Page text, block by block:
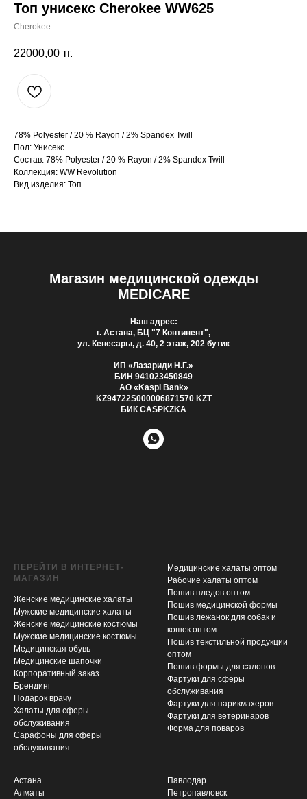
Топ унисекс Cherokee WW625
Cherokee
22000,00 тг.
78% Polyester / 20 % Rayon / 2% Spandex Twill
Пол: Унисекс
Состав: 78% Polyester / 20 % Rayon / 2% Spandex Twill
Коллекция: WW Revolution
Вид изделия: Топ
Магазин медицинской одежды
MEDICARE
Наш адрес:
г. Астана, БЦ "7 Континент",
ул. Кенесары, д. 40, 2 этаж, 202 бутик
ИП «Лазариди Н.Г.»
БИН 941023450849
АО «Kaspi Bank»
KZ94722S000006871570 KZT
БИК CASPKZKA
ПЕРЕЙТИ В ИНТЕРНЕТ-
МАГАЗИН
Женские медицинские халаты
Мужские медицинские халаты
Женские медицинские костюмы
Мужские медицинские костюмы
Медицинская обувь
Медицинские шапочки
Корпоративный заказ
Брендинг
Подарок врачу
Халаты для сферы
обслуживания
Сарафоны для сферы
обслуживания
Медицинские халаты оптом
Рабочие халаты оптом
Пошив пледов оптом
Пошив медицинской формы
Пошив лежанок для собак и
кошек оптом
Пошив текстильной продукции
оптом
Пошив формы для салонов
Фартуки для сферы
обслуживания
Фартуки для парикмахеров
Фартуки для ветеринаров
Форма для поваров
Астана
Алматы
Павлодар
Петропавловск